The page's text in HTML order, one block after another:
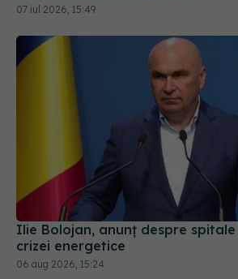
07 iul 2026, 15:49
Ilie Bolojan, anunț despre
crizei energetice
06 aug 2026, 15:24